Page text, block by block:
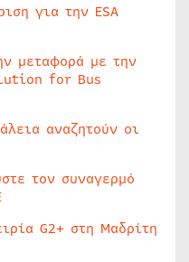
για την ESA
μεταφορά με την
for Bus
αναζητούν οι
τον συναγερμό
G2+ στη Μαδρίτη